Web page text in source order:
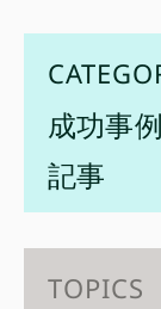
成功事例
記事
TOPICS